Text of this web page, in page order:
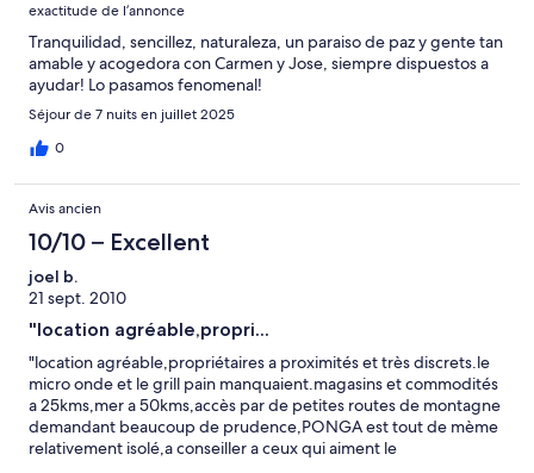
exactitude de l’annonce
Tranquilidad, sencillez, naturaleza, un paraiso de paz y gente tan
amable y acogedora con Carmen y Jose, siempre dispuestos a
ayudar! Lo pasamos fenomenal!
Séjour de 7 nuits en juillet 2025
0
Avis ancien
10/10 – Excellent
joel b.
21 sept. 2010
"location agréable,propri...
"location agréable,propriétaires a proximités et très discrets.le
micro onde et le grill pain manquaient.magasins et commodités
a 25kms,mer a 50kms,accès par de petites routes de montagne
demandant beaucoup de prudence,PONGA est tout de mème
relativement isolé,a conseiller a ceux qui aiment le